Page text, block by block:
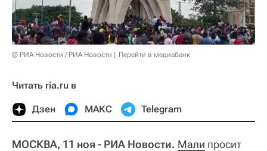
© РИА Новости / РИА Новости Перейти в медиабанк
Читать ria.ru в
Дзен МАКС Telegram
МОСКВА, 11 ноя - РИА Новости. Мали просит